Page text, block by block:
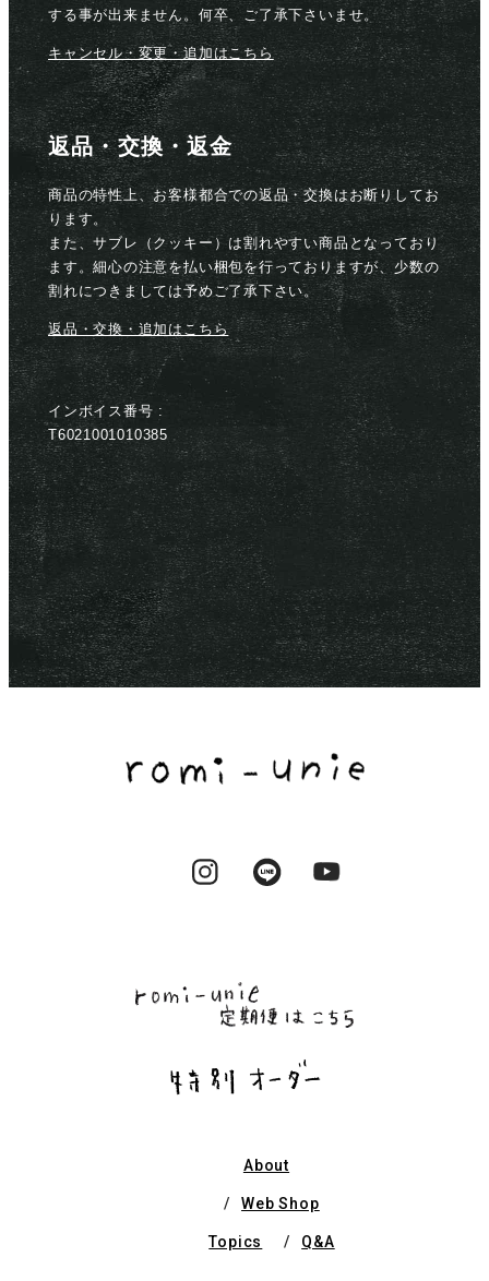
する事が出来ません。何卒、ご了承下さいませ。
キャンセル・変更・追加はこちら
返品・交換・返金
商品の特性上、お客様都合での返品・交換はお断りしてお
ります。
また、サブレ（クッキー）は割れやすい商品となっており
ます。細心の注意を払い梱包を行っておりますが、少数の
割れにつきましては予めご了承下さい。
返品・交換・追加はこちら
インボイス番号 :
T6021001010385
InstagramLINE
About
Web Shop
Topics Q&A